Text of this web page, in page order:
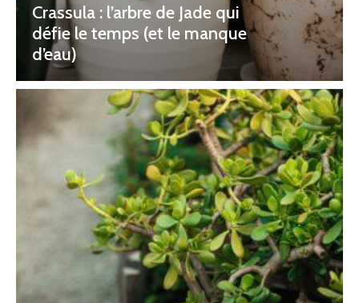
Crassula : l’arbre de Jade qui
défie le temps (et le manque
d’eau)